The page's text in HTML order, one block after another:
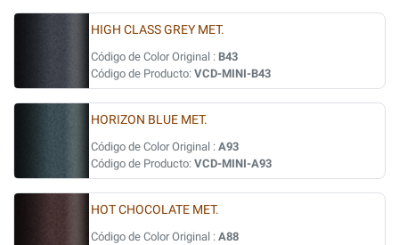
HIGH CLASS GREY MET.
Código de Color Original : B43
Código de Producto: VCD-MINI-B43
HORIZON BLUE MET.
Código de Color Original : A93
Código de Producto: VCD-MINI-A93
HOT CHOCOLATE MET.
Código de Color Original : A88